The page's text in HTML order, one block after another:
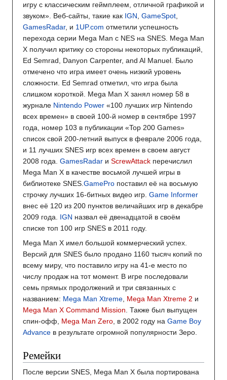
игру с классическим геймплеем, отличной графикой и
звуком». Веб-сайты, такие как IGN, GameSpot,
GamesRadar, и 1UP.com отметили успешность
перехода серии Mega Man с NES на SNES. Mega Man
X получил критику со стороны некоторых публикаций,
Ed Semrad, Danyon Carpenter, and Al Manuel. Было
отмечено что игра имеет очень низкий уровень
сложности. Ed Semrad отметил, что игра была
слишком короткой. Mega Man X занял номер 58 в
журнале Nintendo Power «100 лучших игр Nintendo
всех времен» в своей 100-й номер в сентябре 1997
года, номер 103 в публикации «Top 200 Games»
список свой 200-летний выпуск в феврале 2006 года,
и 11 лучших SNES игр всех времен в своем август
2008 года. GamesRadar и ScrewAttack перечислил
Mega Man X в качестве восьмой лучшей игры в
библиотеке SNES.GamePro поставил её на восьмую
строчку лучших 16-битных видео игр. Game Informer
внес её 120 из 200 пунктов величайших игр в декабре
2009 года. IGN назвал её двенадцатой в своём
списке топ 100 игр SNES в 2011 году.
Mega Man X имел большой коммерческий успех.
Версий для SNES было продано 1160 тысяч копий по
всему миру, что поставило игру на 41-е место по
числу продаж на тот момент. В игре последовали
семь прямых продолжений и три связанных с
названием: Mega Man Xtreme, Mega Man Xtreme 2 и
Mega Man X Command Mission. Также был выпущен
спин-офф, Mega Man Zero, в 2002 году на Game Boy
Advance в результате огромной популярности Зеро.
Ремейки
После версии SNES, Mega Man X была портирована